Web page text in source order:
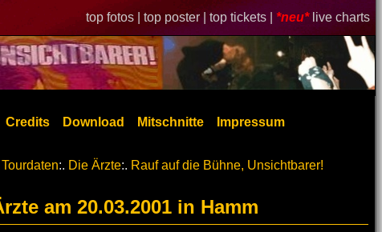
top fotos | top poster | top tickets | *neu* live charts
Credits Download Mitschnitte Impressum
Tourdaten:. Die Ärzte:. Rauf auf die Bühne, Unsichtbarer!
am 20.03.2001 in Hamm